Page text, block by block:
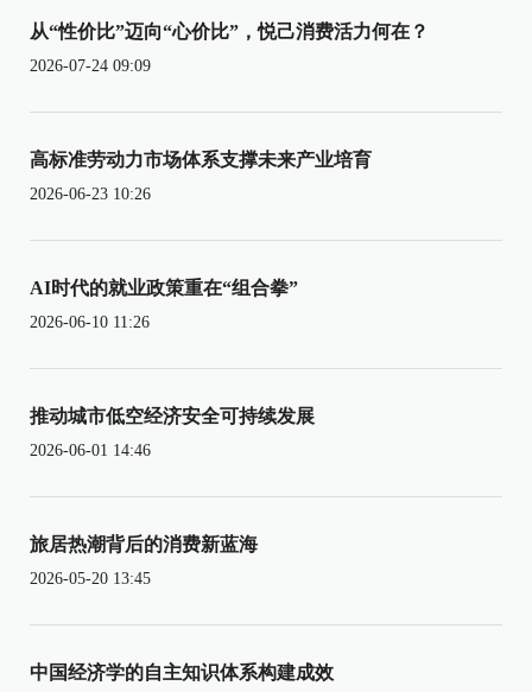
从“性价比”迈向“心价比”，悦己消费活力何在？
2026-07-24 09:09
高标准劳动力市场体系支撑未来产业培育
2026-06-23 10:26
AI时代的就业政策重在“组合拳”
2026-06-10 11:26
推动城市低空经济安全可持续发展
2026-06-01 14:46
旅居热潮背后的消费新蓝海
2026-05-20 13:45
中国经济学的自主知识体系构建成效